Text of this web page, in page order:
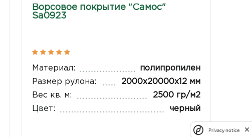
Ворсовое покрытие "Самос"
Sa0923
Материал:
полипропилен
Размер рулона:
2000х20000х12 мм
Вес кв. м:
2500 гр/м2
Цвет:
черный
Privacy notice